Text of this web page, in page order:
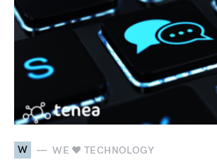
W WE ♥ TECHNOLOGY